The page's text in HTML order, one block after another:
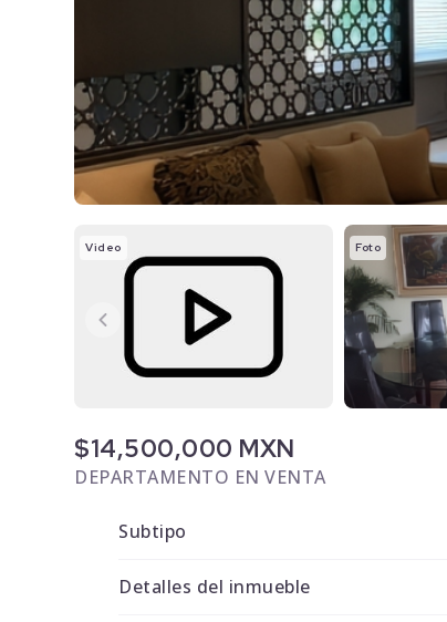
Video Foto
$14,500,000 MXN
DEPARTAMENTO EN VENTA
Subtipo
Detalles del inmueble